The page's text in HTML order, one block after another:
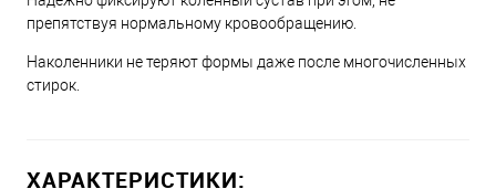
препятствуя нормальному кровообращению.
Наколенники не теряют формы даже после многочисленных
стирок.
ХАРАКТЕРИСТИКИ: